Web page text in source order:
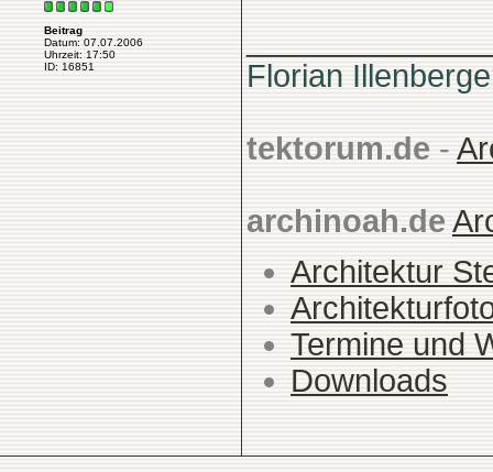
Beitrag
Datum: 07.07.2006
Uhrzeit: 17:50
ID: 16851
Florian
tektorum.de -
archinoah.de
Architektur
Termine und
Downloads